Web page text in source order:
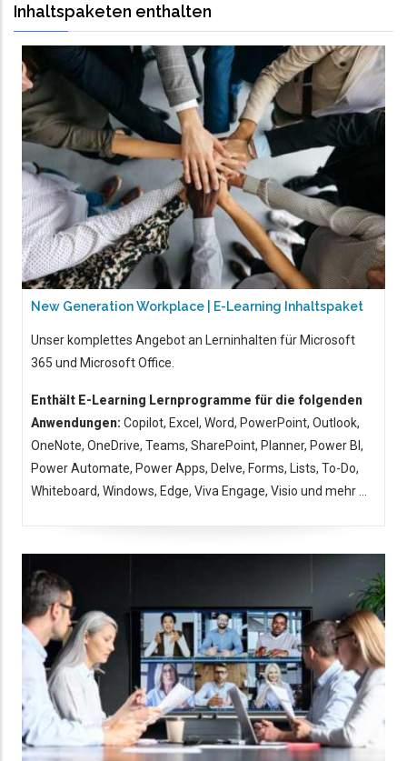
Inhaltspaketen enthalten
New Generation Workplace | E-Learning Inhaltspaket
Unser komplettes Angebot an Lerninhalten für Microsoft
365 und Microsoft Office.
Enthält E-Learning Lernprogramme für die folgenden
Anwendungen: Copilot, Excel, Word, PowerPoint, Outlook,
OneNote, OneDrive, Teams, SharePoint, Planner, Power BI,
Power Automate, Power Apps, Delve, Forms, Lists, To-Do,
Whiteboard, Windows, Edge, Viva Engage, Visio und mehr ...